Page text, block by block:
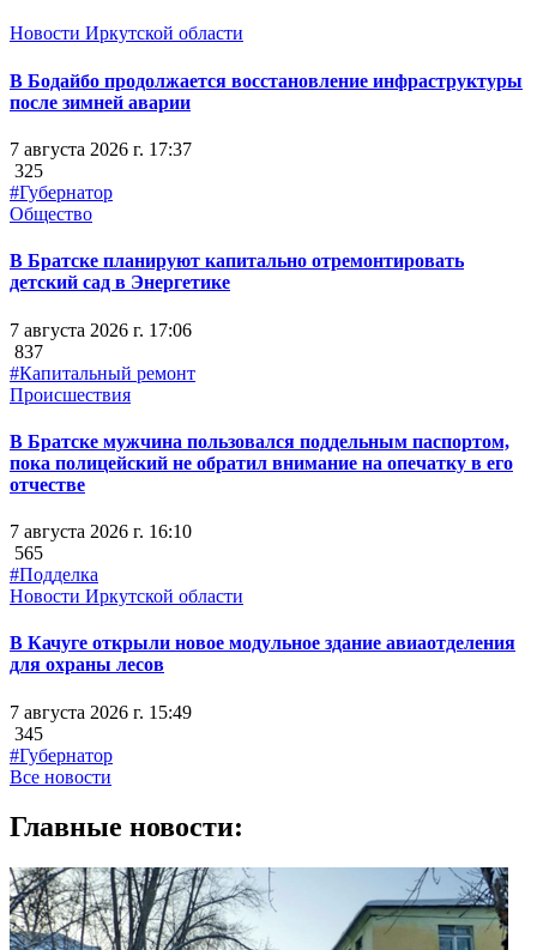
Новости Иркутской области
В Бодайбо продолжается восстановление инфраструктуры
после зимней аварии
7 августа 2026 г. 17:37
325
#Губернатор
Общество
В Братске планируют капитально отремонтировать
детский сад в Энергетике
7 августа 2026 г. 17:06
837
#Капитальный ремонт
Происшествия
В Братске мужчина пользовался поддельным паспортом,
пока полицейский не обратил внимание на опечатку в его
отчестве
7 августа 2026 г. 16:10
565
#Подделка
Новости Иркутской области
В Качуге открыли новое модульное здание авиаотделения
для охраны лесов
7 августа 2026 г. 15:49
345
#Губернатор
Все новости
Главные новости: